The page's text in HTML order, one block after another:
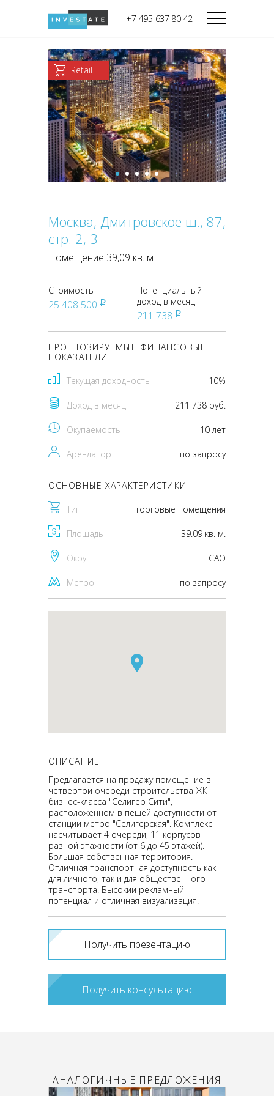
+7 495 637 80 42
Дикси
Верный
Мираторг
Магнолия
В башне
Башня Федерация-II
Запад
Башня Федерация-I
Восток
Город Столиц,
Северный блок
Город Столиц,
Южный блок
Retail
Москва, Дмитровское ш., 87,
стр. 2, 3
Помещение 39,09 кв. м
Стоимость
25 408 500 pуб
Потенциальный
доход в месяц
211 738 pуб
ПРОГНОЗИРУЕМЫЕ ФИНАНСОВЫЕ
ПОКАЗАТЕЛИ
Текущая доходность 10%
Доход в месяц 211 738 руб.
Окупаемость 10 лет
Арендатор по запросу
ОСНОВНЫЕ ХАРАКТЕРИСТИКИ
Тип торговые помещения
Площадь 39.09 кв. м.
Округ CАО
Метро по запросу
ОПИСАНИЕ
Предлагается на продажу помещение в
четвертой очереди строительства ЖК
бизнес-класса "Селигер Сити",
расположенном в пешей доступности от
станции метро "Селигерская". Комплекс
насчитывает 4 очереди, 11 корпусов
разной этажности (от 6 до 45 этажей).
Большая собственная территория.
Отличная транспортная доступность как
для личного, так и для общественного
транспорта. Высокий рекламный
потенциал и отличная визуализация.
Получить презентацию
Получить консультацию
АНАЛОГИЧНЫЕ ПРЕДЛОЖЕНИЯ